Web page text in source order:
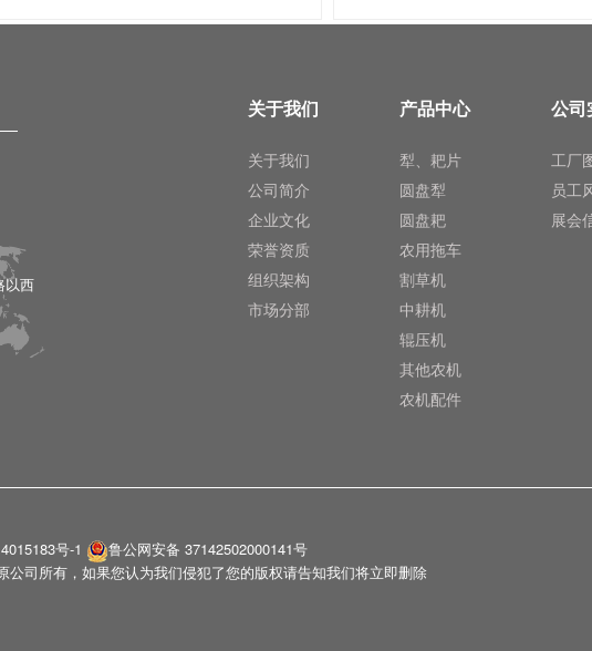
以西
关于我们
关于我们
公司简介
企业文化
荣誉资质
组织架构
市场分部
产品中心
犁、耙片
圆盘犁
圆盘耙
农用拖车
割草机
中耕机
辊压机
其他农机
农机配件
公司
工厂
员工
展会
号-1
鲁公网安备 37142502000141号
司所有，如果您认为我们侵犯了您的版权请告知我们将立即删除